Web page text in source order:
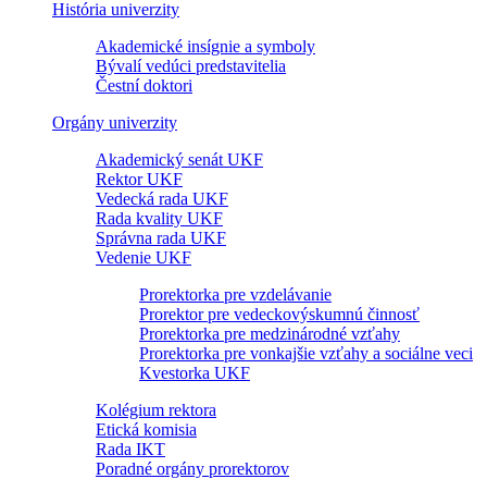
História univerzity
Akademické insígnie a symboly
Bývalí vedúci predstavitelia
Čestní doktori
Orgány univerzity
Akademický senát UKF
Rektor UKF
Vedecká rada UKF
Rada kvality UKF
Správna rada UKF
Vedenie UKF
Prorektorka pre vzdelávanie
Prorektor pre vedeckovýskumnú činnosť
Prorektorka pre medzinárodné vzťahy
Prorektorka pre vonkajšie vzťahy a sociálne veci
Kvestorka UKF
Kolégium rektora
Etická komisia
Rada IKT
Poradné orgány prorektorov